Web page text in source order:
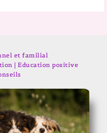
et familial
| Education positive